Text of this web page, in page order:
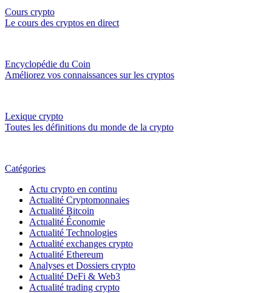
Cours crypto
Le cours des cryptos en direct
Encyclopédie du Coin
Améliorez vos connaissances sur les cryptos
Lexique crypto
Toutes les définitions du monde de la crypto
Catégories
Actu crypto en continu
Actualité Cryptomonnaies
Actualité Bitcoin
Actualité Économie
Actualité Technologies
Actualité exchanges crypto
Actualité Ethereum
Analyses et Dossiers crypto
Actualité DeFi & Web3
Actualité trading crypto